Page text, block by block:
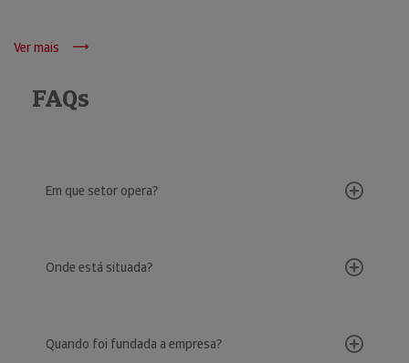
Ver mais
FAQs
Em que setor opera?
Onde está situada?
Quando foi fundada a empresa?